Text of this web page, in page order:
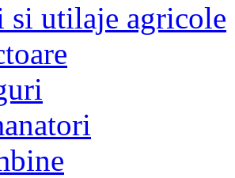
si utilaje agricole